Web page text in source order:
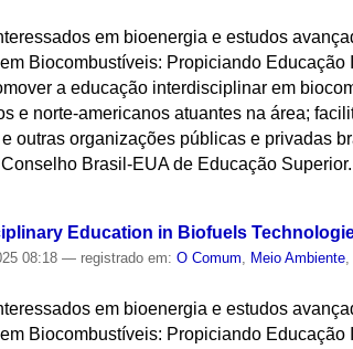
em bioenergia e estudos
Biocombustíveis: Propiciando Educação
a educação interdisciplinar em
e norte-americanos atuantes na área;
outras organizações públicas e privadas
Brasil-EUA de Educação Superior.
Education in Biofuels
08:18— registrado em:O Comum, Meio Ambiente
em bioenergia e estudos
Biocombustíveis: Propiciando Educação